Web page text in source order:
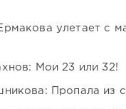
улетает с
Мои 23 или 32!
Пропала из